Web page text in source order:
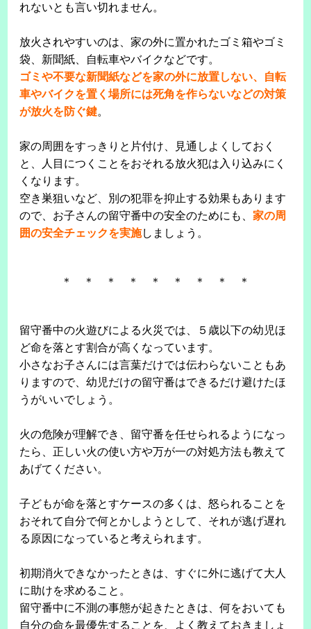
れないとも言い切れません。
放火されやすいのは、家の外に置かれたゴミ箱やゴミ
袋、新聞紙、自転車やバイクなどです。
ゴミや不要な新聞紙などを家の外に放置しない、自転
車やバイクを置く場所には死角を作らないなどの対策
が放火を防ぐ鍵。
家の周囲をすっきりと片付け、見通しよくしておく
と、人目につくことをおそれる放火犯は入り込みにく
くなります。
空き巣狙いなど、別の犯罪を抑止する効果もあります
ので、お子さんの留守番中の安全のためにも、家の周
囲の安全チェックを実施しましょう。
＊ ＊ ＊ ＊ ＊ ＊ ＊ ＊ ＊
留守番中の火遊びによる火災では、５歳以下の幼児ほ
ど命を落とす割合が高くなっています。
小さなお子さんには言葉だけでは伝わらないこともあ
りますので、幼児だけの留守番はできるだけ避けたほ
うがいいでしょう。
火の危険が理解でき、留守番を任せられるようになっ
たら、正しい火の使い方や万が一の対処方法も教えて
あげてください。
子どもが命を落とすケースの多くは、怒られることを
おそれて自分で何とかしようとして、それが逃げ遅れ
る原因になっていると考えられます。
初期消火できなかったときは、すぐに外に逃げて大人
に助けを求めること。
留守番中に不測の事態が起きたときは、何をおいても
自分の命を最優先することを、よく教えておきましょ